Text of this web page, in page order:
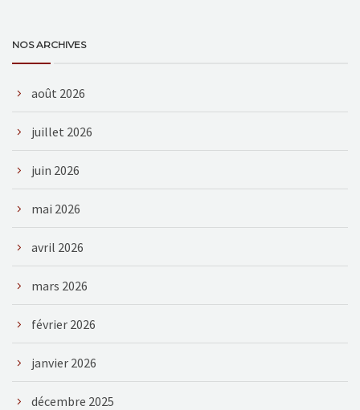
NOS ARCHIVES
août 2026
juillet 2026
juin 2026
mai 2026
avril 2026
mars 2026
février 2026
janvier 2026
décembre 2025